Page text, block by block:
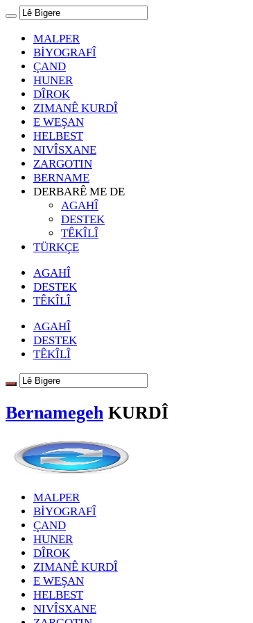
MALPER
BİYOGRAFÎ
ÇAND
HUNER
DÎROK
ZIMANÊ KURDÎ
E WEŞAN
HELBEST
NIVÎSXANE
ZARGOTIN
BERNAME
DERBARÊ ME DE
AGAHÎ
DESTEK
TÊKÎLÎ
TÜRKÇE
AGAHÎ
DESTEK
TÊKÎLÎ
AGAHÎ
DESTEK
TÊKÎLÎ
Bernamegeh KURDÎ
MALPER
BİYOGRAFÎ
ÇAND
HUNER
DÎROK
ZIMANÊ KURDÎ
E WEŞAN
HELBEST
NIVÎSXANE